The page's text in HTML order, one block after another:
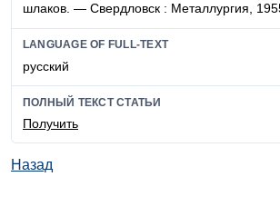
шлаков. — Свердловск : Металлургия,
LANGUAGE OF FULL-TEXT
русский
ПОЛНЫЙ ТЕКСТ СТАТЬИ
Получить
Назад